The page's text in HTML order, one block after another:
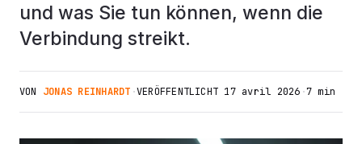
und was Sie tun können, wenn die
Verbindung streikt.
VON JONAS REINHARDT ·VERÖFFENTLICHT 17 avril 2026 ·7 min